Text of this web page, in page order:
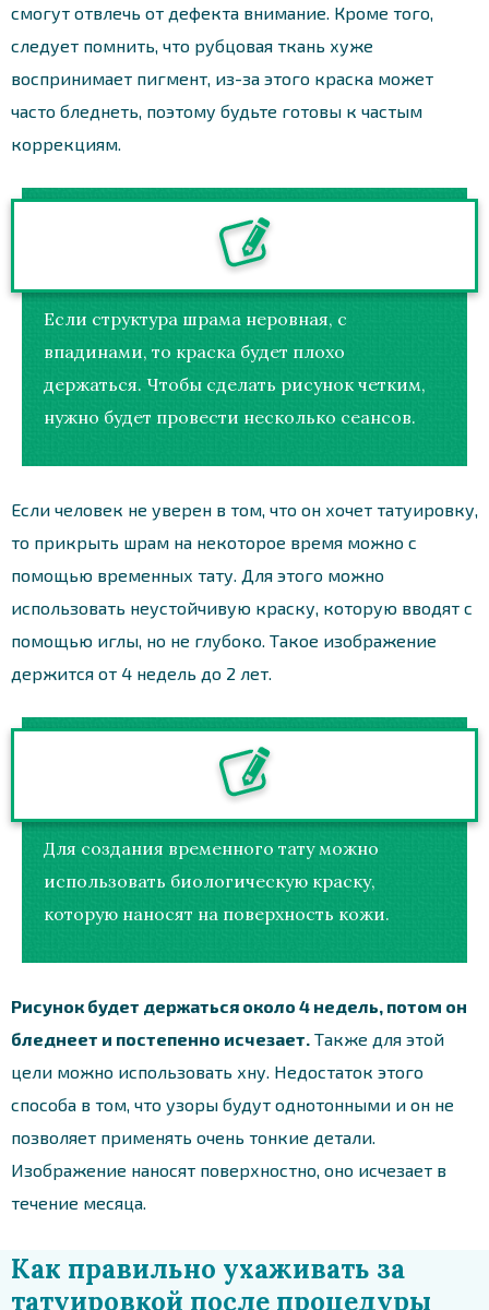
смогут отвлечь от дефекта внимание. Кроме того,
следует помнить, что рубцовая ткань хуже
воспринимает пигмент, из-за этого краска может
часто бледнеть, поэтому будьте готовы к частым
коррекциям.
Если структура шрама неровная, с
впадинами, то краска будет плохо
держаться. Чтобы сделать рисунок четким,
нужно будет провести несколько сеансов.
Если человек не уверен в том, что он хочет татуировку,
то прикрыть шрам на некоторое время можно с
помощью временных тату. Для этого можно
использовать неустойчивую краску, которую вводят с
помощью иглы, но не глубоко. Такое изображение
держится от 4 недель до 2 лет.
Для создания временного тату можно
использовать биологическую краску,
которую наносят на поверхность кожи.
Рисунок будет держаться около 4 недель, потом он
бледнеет и постепенно исчезает. Также для этой
цели можно использовать хну. Недостаток этого
способа в том, что узоры будут однотонными и он не
позволяет применять очень тонкие детали.
Изображение наносят поверхностно, оно исчезает в
течение месяца.
Как правильно ухаживать за
татуировкой после процедуры